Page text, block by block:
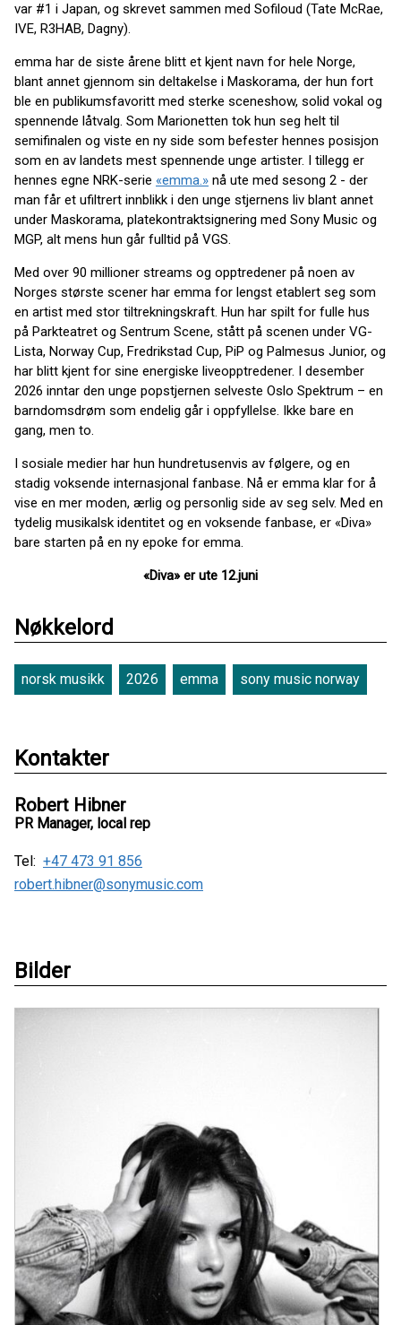
var #1 i Japan, og skrevet sammen med Sofiloud (Tate McRae,
IVE, R3HAB, Dagny).
emma har de siste årene blitt et kjent navn for hele Norge,
blant annet gjennom sin deltakelse i Maskorama, der hun fort
ble en publikumsfavoritt med sterke sceneshow, solid vokal og
spennende låtvalg. Som Marionetten tok hun seg helt til
semifinalen og viste en ny side som befester hennes posisjon
som en av landets mest spennende unge artister. I tillegg er
hennes egne NRK-serie «emma.» nå ute med sesong 2 - der
man får et ufiltrert innblikk i den unge stjernens liv blant annet
under Maskorama, platekontraktsignering med Sony Music og
MGP, alt mens hun går fulltid på VGS.
Med over 90 millioner streams og opptredener på noen av
Norges største scener har emma for lengst etablert seg som
en artist med stor tiltrekningskraft. Hun har spilt for fulle hus
på Parkteatret og Sentrum Scene, stått på scenen under VG-
Lista, Norway Cup, Fredrikstad Cup, PiP og Palmesus Junior, og
har blitt kjent for sine energiske liveopptredener. I desember
2026 inntar den unge popstjernen selveste Oslo Spektrum – en
barndomsdrøm som endelig går i oppfyllelse. Ikke bare en
gang, men to.
I sosiale medier har hun hundretusenvis av følgere, og en
stadig voksende internasjonal fanbase. Nå er emma klar for å
vise en mer moden, ærlig og personlig side av seg selv. Med en
tydelig musikalsk identitet og en voksende fanbase, er «Diva»
bare starten på en ny epoke for emma.
«Diva» er ute 12.juni
Nøkkelord
norsk musikk 2026 emma sony music norway
Kontakter
Robert Hibner
PR Manager, local rep
Tel: +47 473 91 856
robert.hibner@sonymusic.com
Bilder